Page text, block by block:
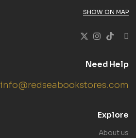
SHOW ON MAP
Need Help
info@redseabookstores.com
Explore
About us